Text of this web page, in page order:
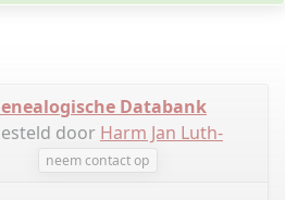
Databank
door Harm Jan Luth-
neem contact op